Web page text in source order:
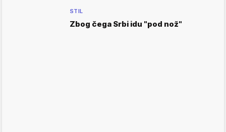
STIL
Zbog čega Srbi idu "pod nož"